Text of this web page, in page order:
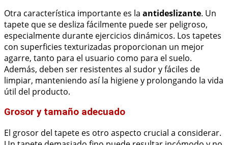
Otra característica importante es la antideslizante. Un
tapete que se desliza fácilmente puede ser peligroso,
especialmente durante ejercicios dinámicos. Los tapetes
con superficies texturizadas proporcionan un mejor
agarre, tanto para el usuario como para el suelo.
Además, deben ser resistentes al sudor y fáciles de
limpiar, manteniendo así la higiene y prolongando la vida
útil del producto.
Grosor y tamaño adecuado
El grosor del tapete es otro aspecto crucial a considerar.